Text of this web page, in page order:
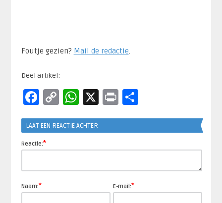
Foutje gezien? Mail de redactie.​
Deel artikel:
Facebook
CopyWhatsApp
X PrintDelen
LAAT EEN REACTIE ACHTER
Reactie:*
Naam:* E-mail:*